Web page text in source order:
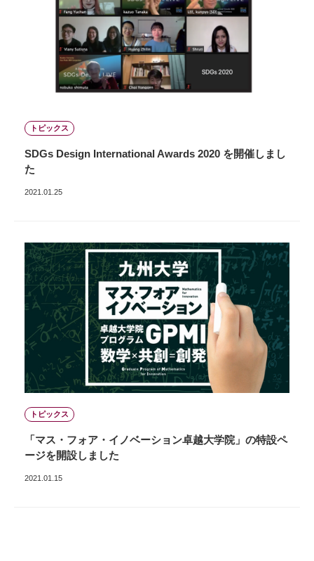
トピックス
SDGs Design International Awards 2020 を開催しまし
た
2021.01.25
トピックス
「マス・フォア・イノベーション卓越大学院」の特設ペ
ージを開設しました
2021.01.15